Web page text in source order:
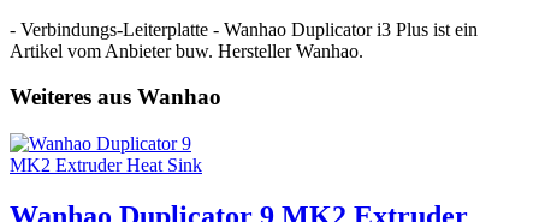
- Verbindungs-Leiterplatte - Wanhao Duplicator i3 Plus ist ein
Artikel vom Anbieter buw. Hersteller Wanhao.
Weiteres aus Wanhao